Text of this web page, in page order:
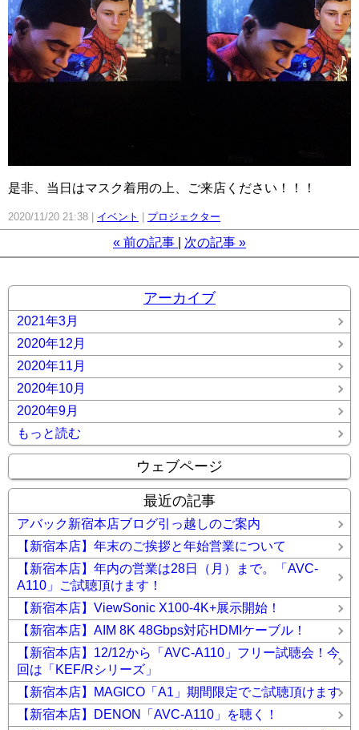
是非、当日はマスク着用の上、ご来店ください！！！
2020/11/20 21:38 イベント プロジェクター
« 前の記事 次の記事 »
アーカイブ
2021年3月
2020年12月
2020年11月
2020年10月
2020年9月
もっと読む
ウェブページ
最近の記事
アバック新宿本店ブログ引っ越しのご案内
【新宿本店】年末のご挨拶と年始営業について
【新宿本店】年内の営業は28日（月）まで。「AVC-
A110」ご試聴頂けます！
【新宿本店】ViewSonic X100-4K+展示開始！
【新宿本店】AIM 8K 48Gbps対応HDMIケーブル！
【新宿本店】12/12から「AVC-A110」フリー試聴会！今
回は「KEF/Rシリーズ」
【新宿本店】MAGICO「A1」期間限定でご試聴頂けます
【新宿本店】DENON「AVC-A110」を聴く！